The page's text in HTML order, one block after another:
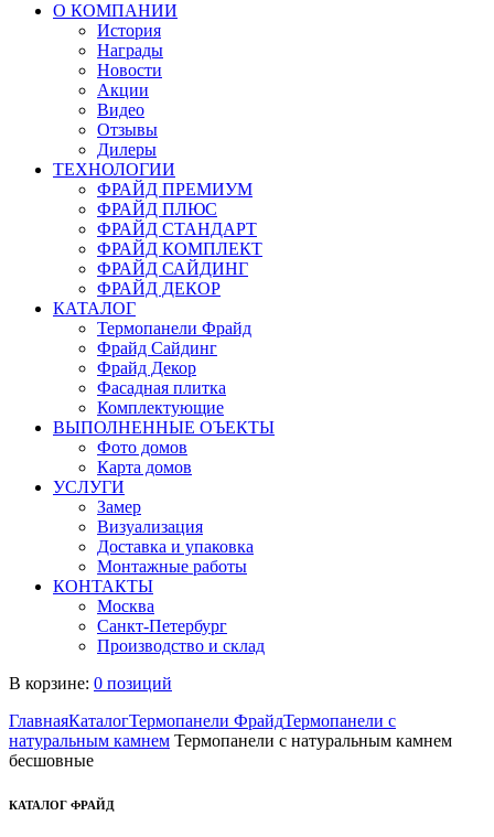
О КОМПАНИИ
История
Награды
Новости
Акции
Видео
Отзывы
Дилеры
ТЕХНОЛОГИИ
ФРАЙД ПРЕМИУМ
ФРАЙД ПЛЮС
ФРАЙД СТАНДАРТ
ФРАЙД КОМПЛЕКТ
ФРАЙД САЙДИНГ
ФРАЙД ДЕКОР
КАТАЛОГ
Термопанели Фрайд
Фрайд Сайдинг
Фрайд Декор
Фасадная плитка
Комплектующие
ВЫПОЛНЕННЫЕ ОЪЕКТЫ
Фото домов
Карта домов
УСЛУГИ
Замер
Визуализация
Доставка и упаковка
Монтажные работы
КОНТАКТЫ
Москва
Санкт-Петербург
Производство и склад
В корзине: 0 позиций
ГлавнаяКаталогТермопанели ФрайдТермопанели с
натуральным камнем Термопанели с натуральным камнем
бесшовные
КАТАЛОГ ФРАЙД